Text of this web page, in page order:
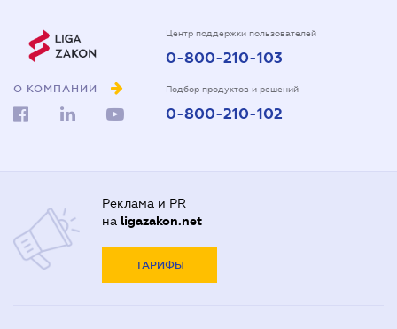
О КОМПАНИИ
Центр поддержки пользователей
0-800-210-103
Подбор продуктов и решений
0-800-210-102
Реклама и PR
на ligazakon.net
ТАРИФЫ